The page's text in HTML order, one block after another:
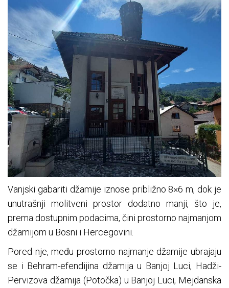
Vanjski gabariti džamije iznose približno 8×6 m, dok je
unutrašnji molitveni prostor dodatno manji, što je,
prema dostupnim podacima, čini prostorno najmanjom
džamijom u Bosni i Hercegovini.
Pored nje, među prostorno najmanje džamije ubrajaju
se i Behram-efendijina džamija u Banjoj Luci, Hadži-
Pervizova džamija (Potočka) u Banjoj Luci, Mejdanska